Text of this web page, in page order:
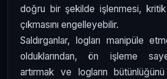
doğru bir şekilde işlenmesi,
çıkmasını engelleyebilir.
Saldırganlar, logları manipüle
olduklarından, ön işleme
artırmak ve logların